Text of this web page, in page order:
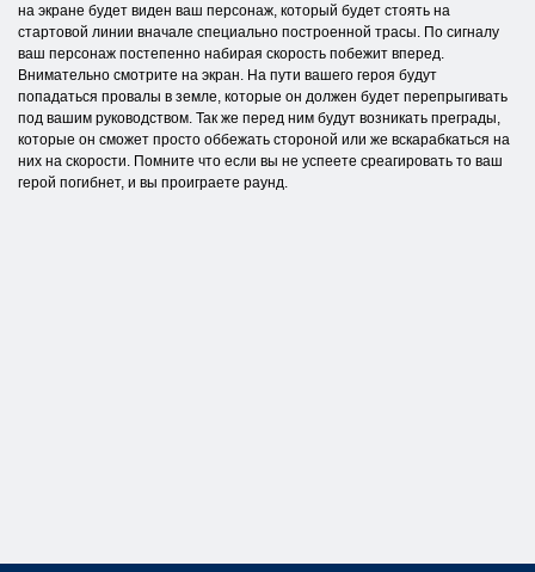
на экране будет виден ваш персонаж, который будет стоять на
стартовой линии вначале специально построенной трасы. По сигналу
ваш персонаж постепенно набирая скорость побежит вперед.
Внимательно смотрите на экран. На пути вашего героя будут
попадаться провалы в земле, которые он должен будет перепрыгивать
под вашим руководством. Так же перед ним будут возникать преграды,
которые он сможет просто оббежать стороной или же вскарабкаться на
них на скорости. Помните что если вы не успеете среагировать то ваш
герой погибнет, и вы проиграете раунд.